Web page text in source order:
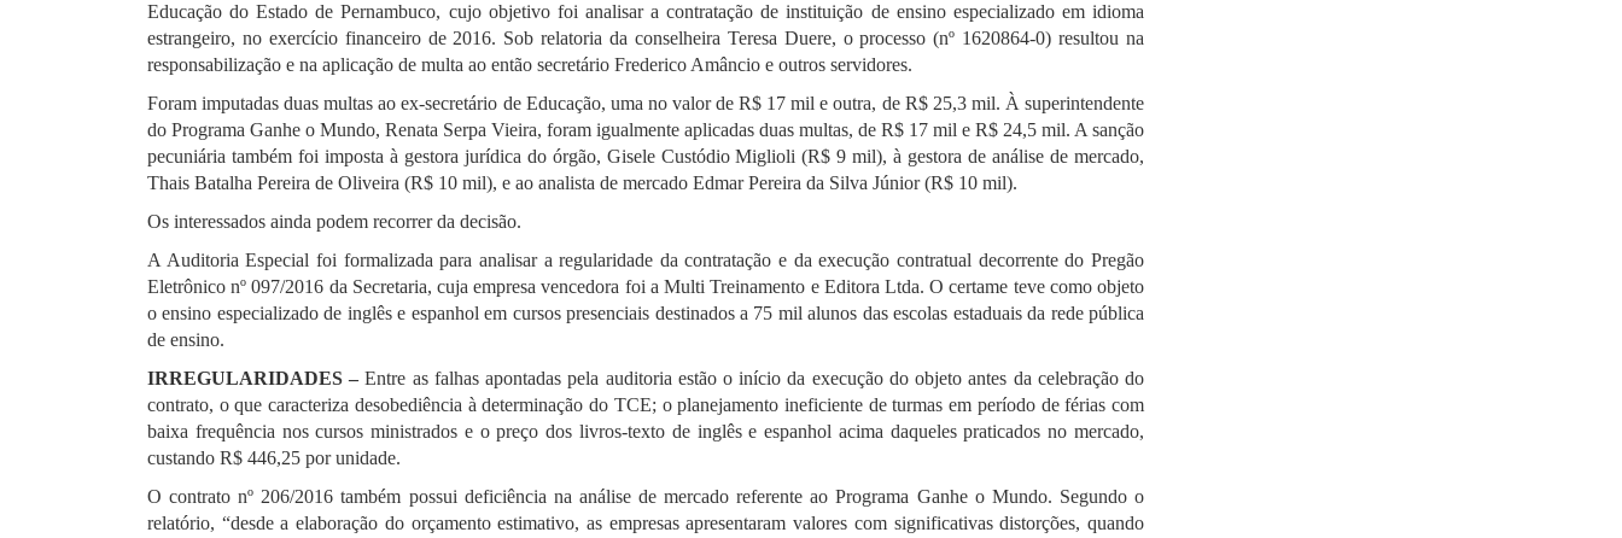
Educação do Estado de Pernambuco, cujo objetivo foi analisar a contratação de instituição de ensino especializado em idioma
estrangeiro, no exercício financeiro de 2016. Sob relatoria da conselheira Teresa Duere, o processo (nº 1620864-0) resultou na
responsabilização e na aplicação de multa ao então secretário Frederico Amâncio e outros servidores.
Foram imputadas duas multas ao ex-secretário de Educação, uma no valor de R$ 17 mil e outra, de R$ 25,3 mil. À superintendente
do Programa Ganhe o Mundo, Renata Serpa Vieira, foram igualmente aplicadas duas multas, de R$ 17 mil e R$ 24,5 mil. A sanção
pecuniária também foi imposta à gestora jurídica do órgão, Gisele Custódio Miglioli (R$ 9 mil), à gestora de análise de mercado,
Thais Batalha Pereira de Oliveira (R$ 10 mil), e ao analista de mercado Edmar Pereira da Silva Júnior (R$ 10 mil).
Os interessados ainda podem recorrer da decisão.
A Auditoria Especial foi formalizada para analisar a regularidade da contratação e da execução contratual decorrente do Pregão
Eletrônico nº 097/2016 da Secretaria, cuja empresa vencedora foi a Multi Treinamento e Editora Ltda. O certame teve como objeto
o ensino especializado de inglês e espanhol em cursos presenciais destinados a 75 mil alunos das escolas estaduais da rede pública
de ensino.
IRREGULARIDADES – Entre as falhas apontadas pela auditoria estão o início da execução do objeto antes da celebração do
contrato, o que caracteriza desobediência à determinação do TCE; o planejamento ineficiente de turmas em período de férias com
baixa frequência nos cursos ministrados e o preço dos livros-texto de inglês e espanhol acima daqueles praticados no mercado,
custando R$ 446,25 por unidade.
O contrato nº 206/2016 também possui deficiência na análise de mercado referente ao Programa Ganhe o Mundo. Segundo o
relatório, “desde a elaboração do orçamento estimativo, as empresas apresentaram valores com significativas distorções, quando